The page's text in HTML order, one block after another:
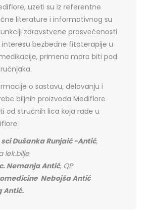
uzeti su iz referentne
literature i informativnog su
zdravstvene prosvećenosti
interesu bezbedne fitoterapije u
primena mora biti pod
o sastavu, delovanju i
biljnih proizvoda Mediflore
od stručnih lica koja rade u
Dušanka Runjaić -Antić,
lek.bilje
Nemanja Antić, QP
Nebojša Antić
Antić.